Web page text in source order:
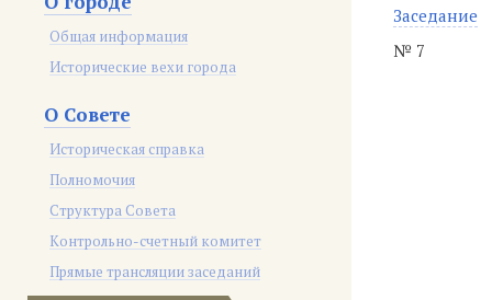
Общая информация
Исторические вехи города
О Совете
Историческая справка
Полномочия
Структура Совета
Контрольно-счетный комитет
Прямые трансляции заседаний
Заседание
№ 7